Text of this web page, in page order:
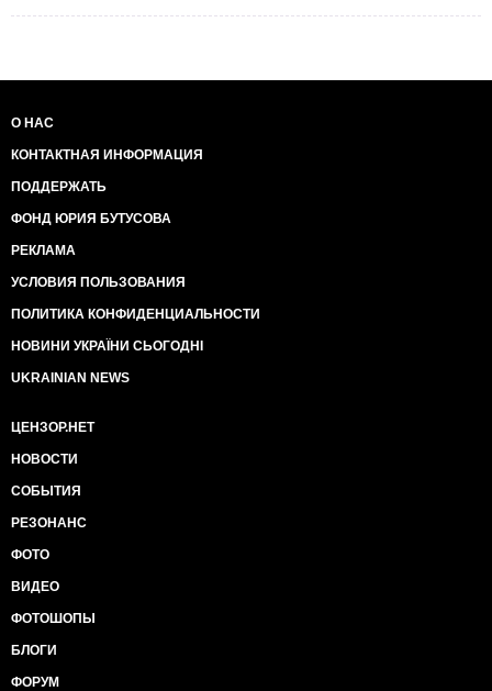
О НАС
КОНТАКТНАЯ ИНФОРМАЦИЯ
ПОДДЕРЖАТЬ
ФОНД ЮРИЯ БУТУСОВА
РЕКЛАМА
УСЛОВИЯ ПОЛЬЗОВАНИЯ
ПОЛИТИКА КОНФИДЕНЦИАЛЬНОСТИ
НОВИНИ УКРАЇНИ СЬОГОДНІ
UKRAINIAN NEWS
ЦЕНЗОР.НЕТ
НОВОСТИ
СОБЫТИЯ
РЕЗОНАНС
ФОТО
ВИДЕО
ФОТОШОПЫ
БЛОГИ
ФОРУМ